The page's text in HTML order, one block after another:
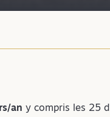
an y compris les 25